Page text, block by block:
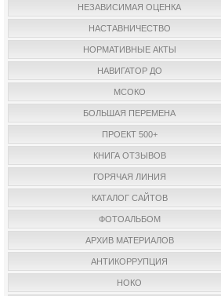
НЕЗАВИСИМАЯ ОЦЕНКА
НАСТАВНИЧЕСТВО
НОРМАТИВНЫЕ АКТЫ
НАВИГАТОР ДО
МСОКО
БОЛЬШАЯ ПЕРЕМЕНА
ПРОЕКТ 500+
КНИГА ОТЗЫВОВ
ГОРЯЧАЯ ЛИНИЯ
КАТАЛОГ САЙТОВ
ФОТОАЛЬБОМ
АРХИВ МАТЕРИАЛОВ
АНТИКОРРУПЦИЯ
НОКО